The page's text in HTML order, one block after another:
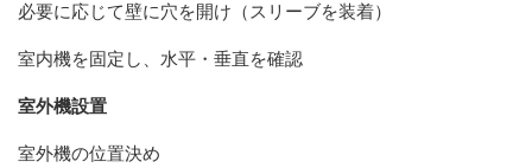
必要に応じて壁に穴を開け（スリーブを装着）
室内機を固定し、水平・垂直を確認
室外機設置
室外機の位置決め